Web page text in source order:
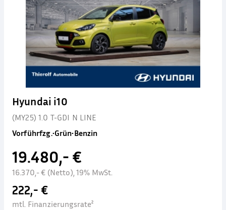
Hyundai i10
(MY25) 1.0 T-GDI N LINE
Vorführfzg.•Grün•Benzin
19.480,- €
16.370,- € (Netto), 19% MwSt.
222,- €
mtl. Finanzierungsrate²